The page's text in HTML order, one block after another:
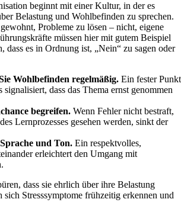
beginnt mit einer Kultur, in der es
Belastung und Wohlbefinden zu sprechen.
Probleme zu lösen – nicht, eigene
müssen hier mit gutem Beispiel
dass es in Ordnung ist, „Nein“ zu sagen oder
Wohlbefinden regelmäßig. Ein fester Punkt
signalisiert, dass das Thema ernst genommen
begreifen. Wenn Fehler nicht bestraft,
Lernprozesses gesehen werden, sinkt der
und Ton. Ein respektvolles,
erleichtert den Umgang mit
dass sie ehrlich über ihre Belastung
sich Stresssymptome frühzeitig erkennen und